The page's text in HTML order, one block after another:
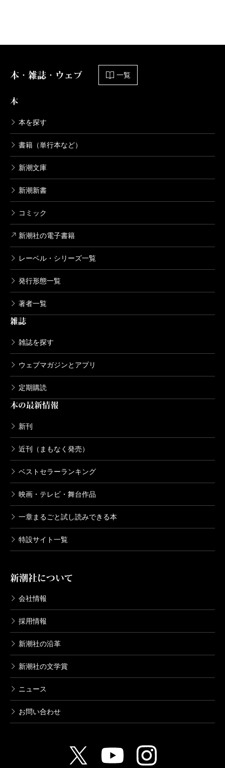
本・雑誌・ウェブ 一覧
本
本を探す
書籍（単行本など）
新潮文庫
新潮新書
コミック
新潮社の電子書籍
レーベル・シリーズ一覧
発行形態一覧
著者一覧
雑誌
雑誌を探す
ウェブマガジンとアプリ
定期購読
本の最新情報
新刊
近刊（まもなく発売）
ベストセラーランキング
映画・テレビ・舞台作品
一章まるごと試し読みできる本
特設サイト一覧
新潮社について
会社情報
採用情報
新潮社の沿革
新潮社の文学賞
ニュース
お問い合わせ